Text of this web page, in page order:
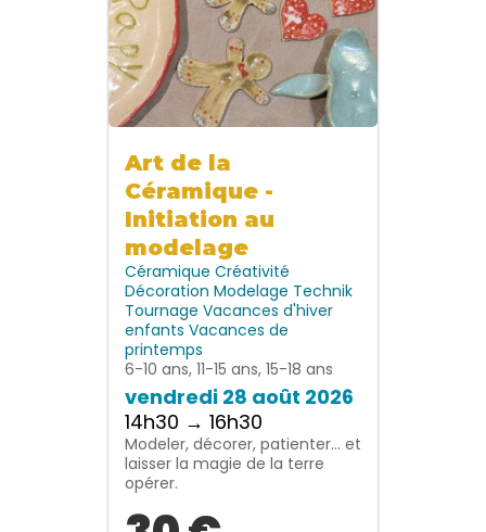
Art de la
Céramique -
Initiation au
modelage
Céramique Créativité
Décoration Modelage Technik
Tournage Vacances d'hiver
enfants Vacances de
printemps
6-10 ans, 11-15 ans, 15-18 ans
vendredi 28 août 2026
14h30 → 16h30
Modeler, décorer, patienter… et
laisser la magie de la terre
opérer.